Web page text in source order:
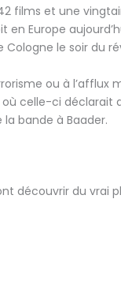
films et une
Europe
le soir du
ou à l’afflux
celle-ci déclarait
bande à Baader.
découvrir du vrai